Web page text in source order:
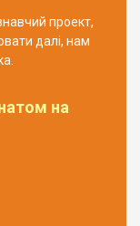
проект,
далі, нам
на